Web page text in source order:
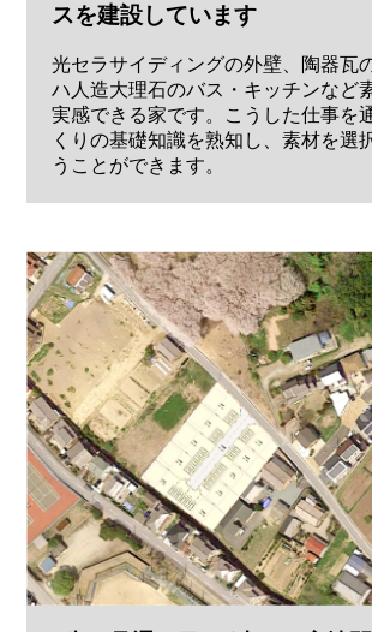
スを建設しています
光セラサイディングの外壁、陶器瓦
ハ人造大理石のバス・キッチンなど
実感できる家です。こうした仕事を
くりの基礎知識を熟知し、素材を選
うことができます。